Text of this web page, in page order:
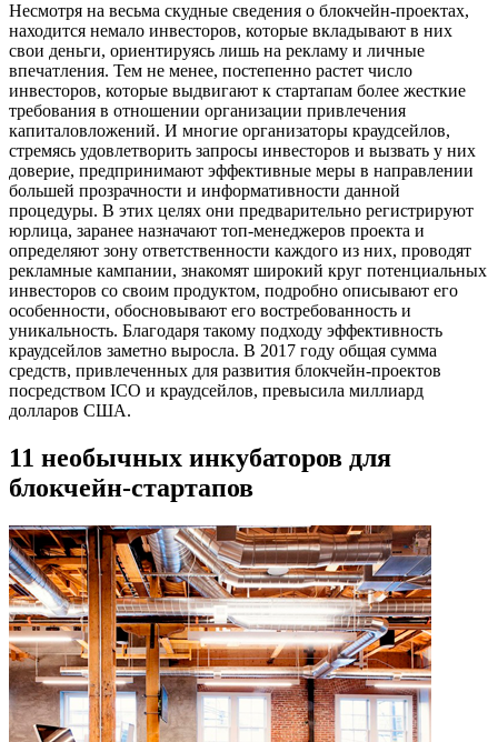
Несмотря на весьма скудные сведения о блокчейн-проектах,
находится немало инвесторов, которые вкладывают в них
свои деньги, ориентируясь лишь на рекламу и личные
впечатления. Тем не менее, постепенно растет число
инвесторов, которые выдвигают к стартапам более жесткие
требования в отношении организации привлечения
капиталовложений. И многие организаторы краудсейлов,
стремясь удовлетворить запросы инвесторов и вызвать у них
доверие, предпринимают эффективные меры в направлении
большей прозрачности и информативности данной
процедуры. В этих целях они предварительно регистрируют
юрлица, заранее назначают топ-менеджеров проекта и
определяют зону ответственности каждого из них, проводят
рекламные кампании, знакомят широкий круг потенциальных
инвесторов со своим продуктом, подробно описывают его
особенности, обосновывают его востребованность и
уникальность. Благодаря такому подходу эффективность
краудсейлов заметно выросла. В 2017 году общая сумма
средств, привлеченных для развития блокчейн-проектов
посредством ICO и краудсейлов, превысила миллиард
долларов США.
11 необычных инкубаторов для
блокчейн-стартапов